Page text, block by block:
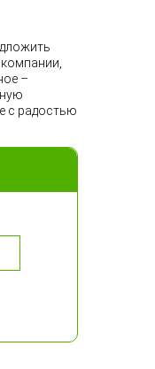
–
с радостью